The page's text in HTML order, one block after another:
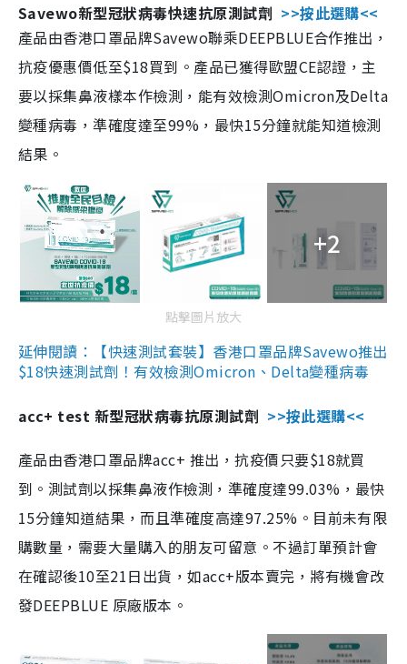
Savewo新型冠狀病毒快速抗原測試劑 >>按此選購<<
產品由香港口罩品牌Savewo聯乘DEEPBLUE合作推出，
抗疫優惠價低至$18買到。產品已獲得歐盟CE認證，主
要以採集鼻液樣本作檢測，能有效檢測Omicron及Delta
變種病毒，準確度達至99%，最快15分鐘就能知道檢測
結果。
+2
點擊圖片放大
延伸閱讀：【快速測試套裝】香港口罩品牌Savewo推出
$18快速測試劑！有效檢測Omicron、Delta變種病毒
acc+ test 新型冠狀病毒抗原測試劑 >>按此選購<<
產品由香港口罩品牌acc+ 推出，抗疫價只要$18就買
到。測試劑以採集鼻液作檢測，準確度達99.03%，最快
15分鐘知道結果，而且準確度高達97.25%。目前未有限
購數量，需要大量購入的朋友可留意。不過訂單預計會
在確認後10至21日出貨，如acc+版本賣完，將有機會改
發DEEPBLUE 原廠版本。